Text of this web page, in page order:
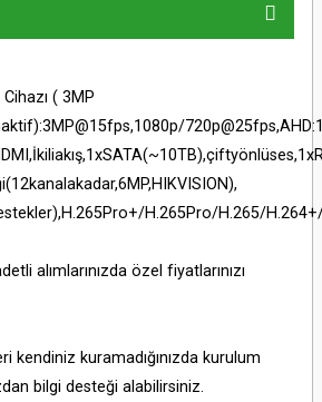
( 3MP
H.265Pro/H.265/
alımlarınızda özel fiyatlarınızı
kuramadığınızda kurulum
bilgi desteği alabilirsiniz.